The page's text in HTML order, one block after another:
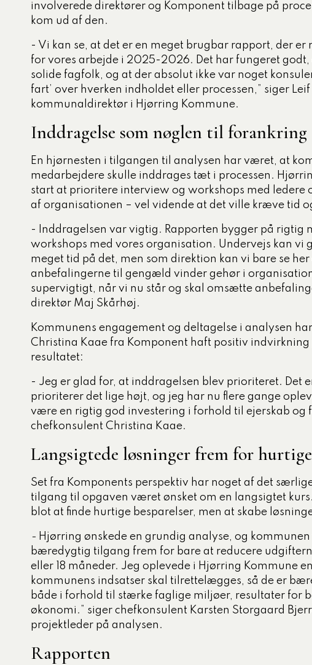
involverede direktører og Komponent tilbage på
kom ud af den.
- Vi kan se, at det er en meget brugbar rapport, der
for vores arbejde i 2025-2026. Det har fungeret godt,
solide fagfolk, og at der absolut ikke var noget
fart’ over hverken indholdet eller processen,” siger
kommunaldirektør i Hjørring Kommune.
Inddragelse som nøglen til forankring
En hjørnesten i tilgangen til analysen har været, at
medarbejdere skulle inddrages tæt i processen.
start at prioritere interview og workshops med ledere
af organisationen – vel vidende at det ville kræve tid
- Inddragelsen var vigtig. Rapporten bygger på rigtig
workshops med vores organisation. Undervejs kan vi
meget tid på det, men som direktion kan vi bare se
anbefalingerne til gengæld vinder gehør i
supervigtigt, når vi nu står og skal omsætte
direktør Maj Skårhøj.
Kommunens engagement og deltagelse i analysen
Christina Kaae fra Komponent haft positiv indvirkning
resultatet:
- Jeg er glad for, at inddragelsen blev prioriteret. Det
prioriterer det lige højt, og jeg har nu flere gange
være en rigtig god investering i forhold til ejerskab og
chefkonsulent Christina Kaae.
Langsigtede løsninger frem for
Set fra Komponents perspektiv har noget af det
tilgang til opgaven været ønsket om en langsigtet
blot at finde hurtige besparelser, men at skabe
- Hjørring ønskede en grundig analyse, og
bæredygtig tilgang frem for bare at reducere
eller 18 måneder. Jeg oplevede i Hjørring Kommune
kommunens indsatser skal tilrettelægges, så de er
både i forhold til stærke faglige miljøer, resultater for
økonomi.” siger chefkonsulent Karsten Storgaard
projektleder på analysen.
Rapporten
og ældre
dagtilbud
miljø og klima